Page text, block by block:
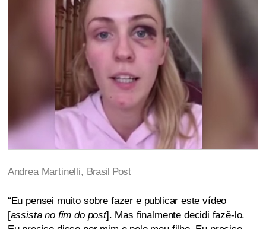
Andrea Martinelli, Brasil Post
“Eu pensei muito sobre fazer e publicar este vídeo
[assista no fim do post]. Mas finalmente decidi fazê-lo.